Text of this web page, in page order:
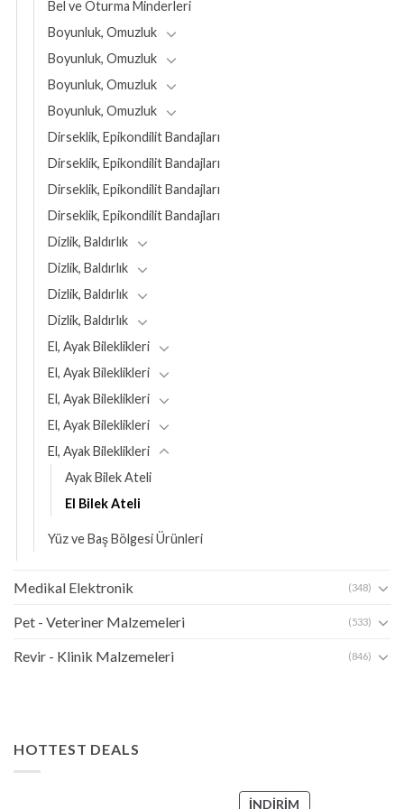
Bel ve Oturma Minderleri
Boyunluk, Omuzluk
Boyunluk, Omuzluk
Boyunluk, Omuzluk
Boyunluk, Omuzluk
Dirseklik, Epikondilit Bandajları
Dirseklik, Epikondilit Bandajları
Dirseklik, Epikondilit Bandajları
Dirseklik, Epikondilit Bandajları
Dizlik, Baldırlık
Dizlik, Baldırlık
Dizlik, Baldırlık
Dizlik, Baldırlık
El, Ayak Bileklikleri
El, Ayak Bileklikleri
El, Ayak Bileklikleri
El, Ayak Bileklikleri
El, Ayak Bileklikleri
Ayak Bilek Ateli
El Bilek Ateli
Yüz ve Baş Bölgesi Ürünleri
Medikal Elektronik (348)
Pet - Veteriner Malzemeleri (533)
Revir - Klinik Malzemeleri (846)
HOTTEST DEALS
İNDIRIM